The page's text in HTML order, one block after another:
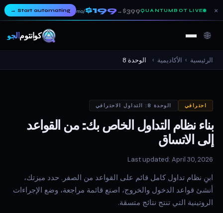
QUANTUMBOT LIVE
$399
→
$199
/mo
Start automating
→ ×
كوانتومألجو 🌐
الرئيسية › الأكاديمية › الوحدة 8
احترافي الوحدة 8: التداول الاحترافي
بناء نظام التداول الخاص بك: من القواعد
إلى الاتساق
Last updated: April 30, 2026
ابنِ نظام تداول كامل قائم على القواعد من الصفر. حدد ميزتك،
أنشئ قواعد الدخول والخروج، اصنع قائمة مراجعة، وضع الإجراءات
الروتينية التي تنتج نتائج متسقة.